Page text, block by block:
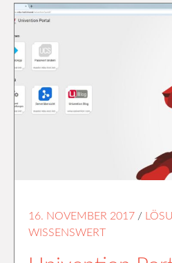
16. NOVEMBER 2017 /
WISSENSWERT